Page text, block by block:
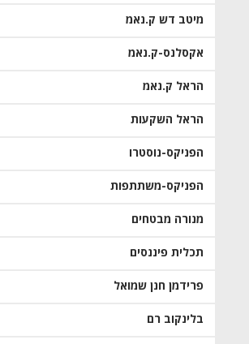
מיטב דש ק.נאמ
אקסלנס-ק.נאמ
הראל ק.נאמ
הראל השקעות
הפניקס-נוסטרו
הפניקס-משתתפות
מנורה מבטחים
תכלית פיננסים
פרידמן חנן שמואל
בלינקוב רם